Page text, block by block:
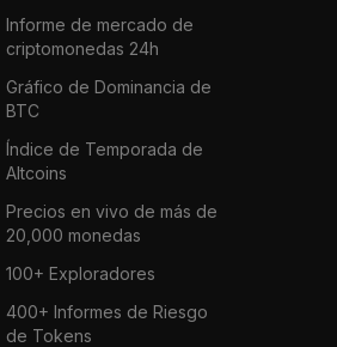
Informe de mercado de
criptomonedas 24h
Gráfico de Dominancia de
BTC
Índice de Temporada de
Altcoins
Precios en vivo de más de
20,000 monedas
100+ Exploradores
400+ Informes de Riesgo
de Tokens